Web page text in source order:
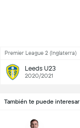
Premier League 2 (Inglaterra)
Leeds U23
2020/2021
También te puede interesar